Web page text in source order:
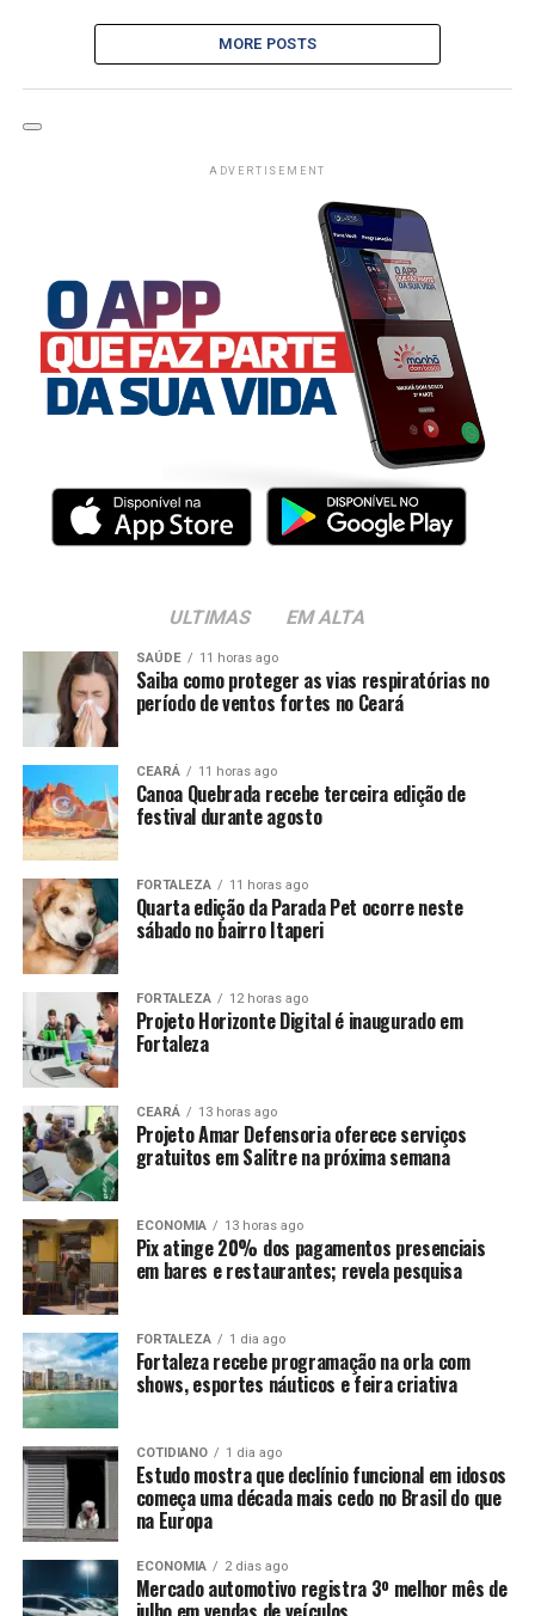
MORE POSTS
ADVERTISEMENT
ULTIMAS EM ALTA
SAÚDE 11 horas ago
Saiba como proteger as vias respiratórias no
período de ventos fortes no Ceará
CEARÁ 11 horas ago
Canoa Quebrada recebe terceira edição de
festival durante agosto
FORTALEZA 11 horas ago
Quarta edição da Parada Pet ocorre neste
sábado no bairro Itaperi
FORTALEZA 12 horas ago
Projeto Horizonte Digital é inaugurado em
Fortaleza
CEARÁ 13 horas ago
Projeto Amar Defensoria oferece serviços
gratuitos em Salitre na próxima semana
ECONOMIA 13 horas ago
Pix atinge 20% dos pagamentos presenciais
em bares e restaurantes; revela pesquisa
FORTALEZA 1 dia ago
Fortaleza recebe programação na orla com
shows, esportes náuticos e feira criativa
COTIDIANO 1 dia ago
Estudo mostra que declínio funcional em idosos
começa uma década mais cedo no Brasil do que
na Europa
ECONOMIA 2 dias ago
Mercado automotivo registra 3º melhor mês de